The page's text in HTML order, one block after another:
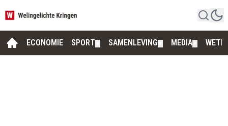
ECONOMIE SPORT SAMENLEVING MEDIA